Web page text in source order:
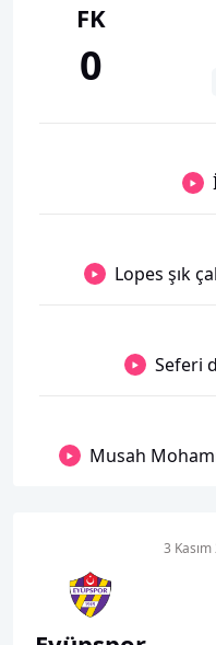
FK
0
Lopes şık
Seferi
Musah
3